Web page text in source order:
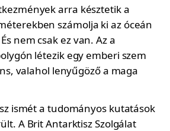
arra késztetik a
számolja ki az óceán
nem csak ez van. Az a
létezik egy emberi szem
valahol lenyűgöző a maga
ismét a tudományos kutatások
A Brit Antarktisz Szolgálat